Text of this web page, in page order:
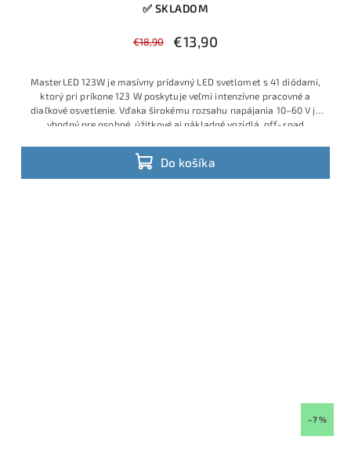
✅ SKLADOM
€18,90 €13,90
Do košíka
MasterLED 123W je masívny prídavný LED svetlomet s 41 diódami,
ktorý pri príkone 123 W poskytuje veľmi intenzívne pracovné a
diaľkové osvetlenie. Vďaka širokému rozsahu napájania 10–60 V je
vhodný pre osobné, úžitkové aj nákladné vozidlá, off‑road
–7 %